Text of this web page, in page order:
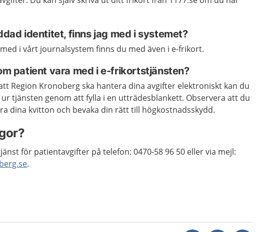
identitet, finns jag med i systemet?
i vårt journalsystem finns du med även i e-frikort.
patient vara med i e-frikortstjänsten?
Region Kronoberg ska hantera dina avgifter elektroniskt kan du
tjänsten genom att fylla i en utträdesblankett. Observera att du
dina kvitton och bevaka din rätt till högkostnadsskydd.
för patientavgifter på telefon: 0470-58 96 50 eller via mejl:
.